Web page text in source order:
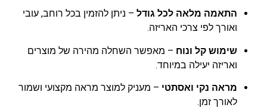
התאמה מלאה לכל גודל – ניתן להזמין בכל רוחב, עובי
ואורך לפי צרכי האריזה.
שימוש קל ונוח – מאפשר השחלה מהירה של מוצרים
ואריזה יעילה במיוחד.
מראה נקי ואסתטי – מעניק למוצר מראה מקצועי ושמור
לאורך זמן.